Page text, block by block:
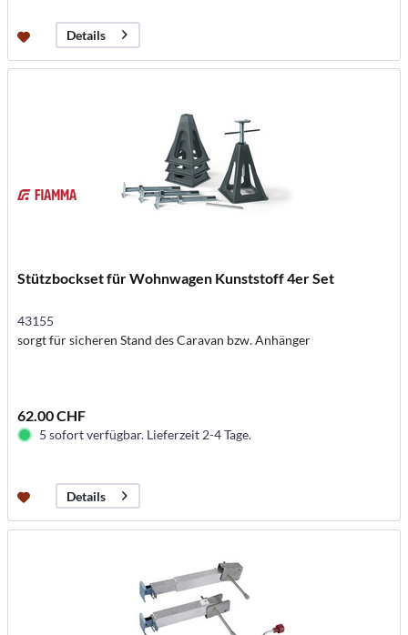
Details
Stützbockset für Wohnwagen Kunststoff 4er Set
43155
sorgt für sicheren Stand des Caravan bzw. Anhänger
62.00 CHF
5 sofort verfügbar. Lieferzeit 2-4 Tage.
Details